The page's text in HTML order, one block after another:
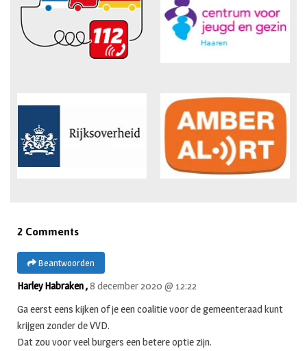
2 Comments
Beantwoorden
Harley Habraken ,8 december 2020 @ 12:22
Ga eerst eens kijken of je een coalitie voor de gemeenteraad kunt
krijgen zonder de VVD.
Dat zou voor veel burgers een betere optie zijn.